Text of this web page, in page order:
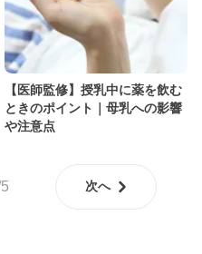
【医師監修】授乳中に薬を飲む
ときのポイント｜母乳への影響
や注意点
次へ